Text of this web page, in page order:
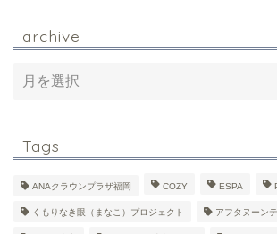
archive
Tags
ANAクラウンプラザ福岡 COZY ESPA
くもりなき眼（まなこ）プロジェクト アフタヌーン